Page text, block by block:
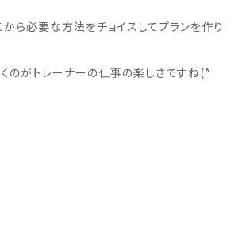
から必要な方法をチョイスしてプランを作り
のがトレーナーの仕事の楽しさですね(^